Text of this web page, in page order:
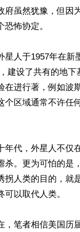
府虽然犹豫，但因
怖协定。
星人于1957年在
建设了共有的地
在进行著，例如波
个区域通常不许任
年代，外星人不仅
杀。更为可怕的是
拐人类的目的，就
以取代人类。
笔者相信美国历